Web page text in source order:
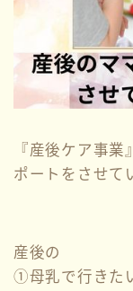
『産後ケア事
ポートをさせて
産後の
①母乳で行きた